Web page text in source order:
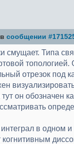
сообщении
смущает. Типа
топологией.
отрезок под
он обозначен
в одном
когнитивным